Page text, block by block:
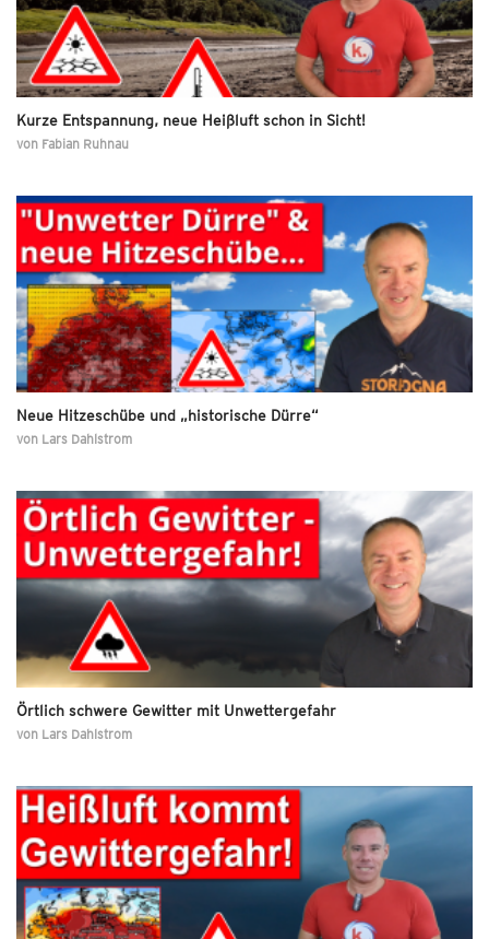
Kurze Entspannung, neue Heißluft schon in Sicht!
von Fabian Ruhnau
Neue Hitzeschübe und „historische Dürre“
von Lars Dahlstrom
Örtlich schwere Gewitter mit Unwettergefahr
von Lars Dahlstrom